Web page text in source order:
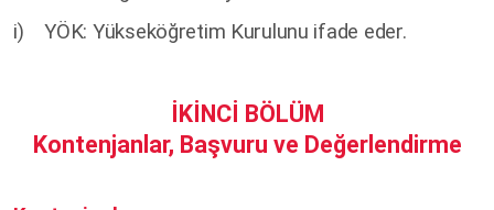
i) YÖK: Yükseköğretim Kurulunu ifade eder.
İKİNCİ BÖLÜM
Kontenjanlar, Başvuru ve Değerlendirme